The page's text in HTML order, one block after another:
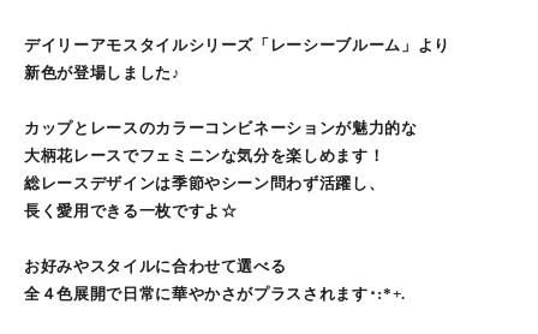
デイリーアモスタイルシリーズ「レーシーブルーム」より
新色が登場しました♪
カップとレースのカラーコンビネーションが魅力的な
大柄花レースでフェミニンな気分を楽しめます！
総レースデザインは季節やシーン問わず活躍し、
長く愛用できる一枚ですよ☆
お好みやスタイルに合わせて選べる
全４色展開で日常に華やかさがプラスされます･:*+.